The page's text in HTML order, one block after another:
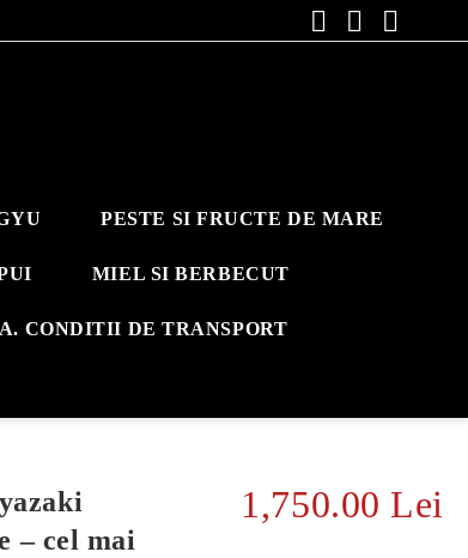
PESTE SI FRUCTE DE MARE
MIEL SI BERBECUT
CONDITII DE TRANSPORT
– cel mai
1,750.00 Lei